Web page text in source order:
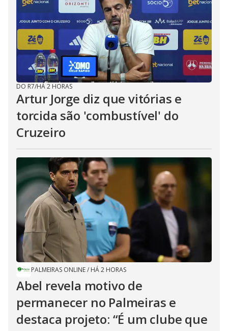
DO R7/HÁ 2 HORAS
Artur Jorge diz que vitórias e
torcida são 'combustível' do
Cruzeiro
PALMEIRAS ONLINE/ HÁ 2 HORAS
Abel revela motivo de
permanecer no Palmeiras e
destaca projeto: “É um clube que